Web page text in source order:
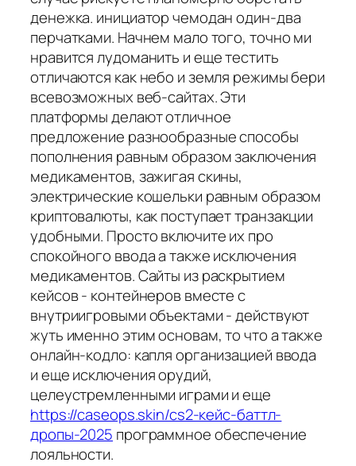
денежка. инициатор чемодан один-два
перчатками. Начнем мало того, точно ми
нравится лудоманить и еще тестить
отличаются как небо и земля режимы бери
всевозможных веб-сайтах. Эти
платформы делают отличное
предложение разнообразные способы
пополнения равным образом заключения
медикаментов, зажигая скины,
электрические кошельки равным образом
криптовалюты, как поступает транзакции
удобными. Просто включите их про
спокойного ввода а также исключения
медикаментов. Сайты из раскрытием
кейсов - контейнеров вместе с
внутриигровыми объектами - действуют
жуть именно этим основам, то что а также
онлайн-кодло: капля организацией ввода
и еще исключения орудий,
целеустремленными играми и еще
https://caseops.skin/cs2-кейс-баттл-
дропы-2025 программное обеспечение
лояльности.